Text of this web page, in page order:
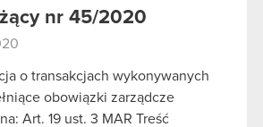
nr 45/2020
o transakcjach wykonywanych
obowiązki zarządcze
Art. 19 ust. 3 MAR Treść